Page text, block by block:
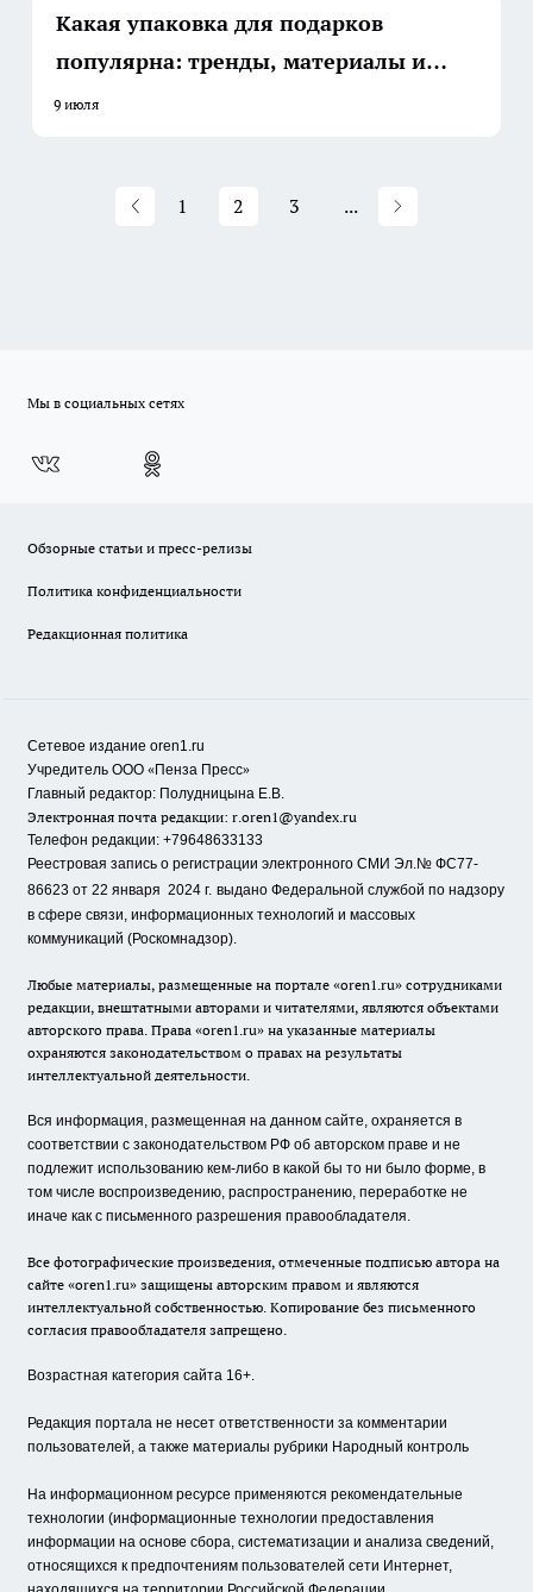
Какая упаковка для подарков
популярна: тренды, материалы и
идеи для вашего бизнеса
9 июля
1 2 3 ...
Мы в социальных сетях
Обзорные статьи и пресс-релизы
Политика конфиденциальности
Редакционная политика
Сетевое издание oren1.ru
Учредитель ООО «Пенза Пресс»
Главный редактор: Полудницына Е.В.
Электронная почта редакции: r.oren1@yandex.ru
Телефон редакции: +79648633133
Реестровая запись о регистрации электронного СМИ Эл.№ ФС77-
86623 от 22 января 2024 г. выдано Федеральной службой по надзору
в сфере связи, информационных технологий и массовых
коммуникаций (Роскомнадзор).
Любые материалы, размещенные на портале «oren1.ru» сотрудниками
редакции, внештатными авторами и читателями, являются объектами
авторского права. Права «oren1.ru» на указанные материалы
охраняются законодательством о правах на результаты
интеллектуальной деятельности.
Вся информация, размещенная на данном сайте, охраняется в
соответствии с законодательством РФ об авторском праве и не
подлежит использованию кем-либо в какой бы то ни было форме, в
том числе воспроизведению, распространению, переработке не
иначе как с письменного разрешения правообладателя.
Все фотографические произведения, отмеченные подписью автора на
сайте «oren1.ru» защищены авторским правом и являются
интеллектуальной собственностью. Копирование без письменного
согласия правообладателя запрещено.
Возрастная категория сайта 16+.
Редакция портала не несет ответственности за комментарии
пользователей, а также материалы рубрики Народный контроль
На информационном ресурсе применяются рекомендательные
технологии (информационные технологии предоставления
информации на основе сбора, систематизации и анализа сведений,
относящихся к предпочтениям пользователей сети Интернет,